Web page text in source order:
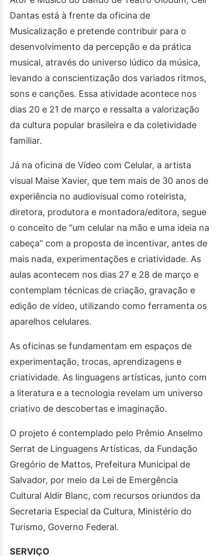
Dantas está à frente da oficina de
Musicalização e pretende contribuir para o
desenvolvimento da percepção e da prática
musical, através do universo lúdico da música,
levando a conscientização dos variados ritmos,
sons e canções. Essa atividade acontece nos
dias 20 e 21 de março e ressalta a valorização
da cultura popular brasileira e da coletividade
familiar.
Já na oficina de Vídeo com Celular, a artista
visual Maise Xavier, que tem mais de 30 anos de
experiência no audiovisual como roteirista,
diretora, produtora e montadora/editora, segue
o conceito de “um celular na mão e uma ideia na
cabeça” com a proposta de incentivar, antes de
mais nada, experimentações e criatividade. As
aulas acontecem nos dias 27 e 28 de março e
contemplam técnicas de criação, gravação e
edição de vídeo, utilizando como ferramenta os
aparelhos celulares.
As oficinas se fundamentam em espaços de
experimentação, trocas, aprendizagens e
criatividade. As linguagens artísticas, junto com
a literatura e a tecnologia revelam um universo
criativo de descobertas e imaginação.
O projeto é contemplado pelo Prêmio Anselmo
Serrat de Linguagens Artísticas, da Fundação
Gregório de Mattos, Prefeitura Municipal de
Salvador, por meio da Lei de Emergência
Cultural Aldir Blanc, com recursos oriundos da
Secretaria Especial da Cultura, Ministério do
Turismo, Governo Federal.
SERVIÇO